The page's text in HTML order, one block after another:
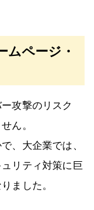
ムページ・
攻撃のリスク
ん。
、大企業では、
リティ対策に巨
ました。